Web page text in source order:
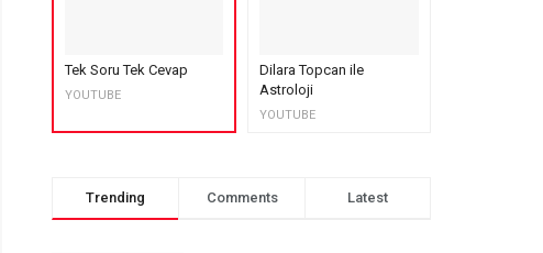
Tek Soru Tek Cevap
YOUTUBE
Dilara Topcan ile
Astroloji
YOUTUBE
Trending Comments Latest